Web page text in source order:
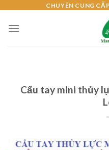
content
CHUYÊN CUNG
Cẩu tay mini thủy